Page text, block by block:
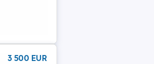
3 500 EUR